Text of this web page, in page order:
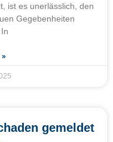
ist es unerlässlich, den
Gegebenheiten
»
gemeldet